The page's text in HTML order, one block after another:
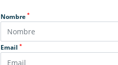
Nombre*
Email*